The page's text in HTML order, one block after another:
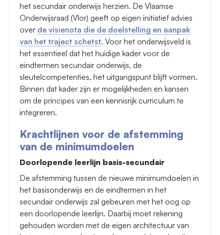
het secundair onderwijs herzien. De Vlaamse
Onderwijsraad (Vlor) geeft op eigen initiatief advies
over de visienota die de doelstelling en aanpak
van het traject schetst. Voor het onderwijsveld is
het essentieel dat het huidige kader voor de
eindtermen secundair onderwijs, de
sleutelcompetenties, het uitgangspunt blijft vormen.
Binnen dat kader zijn er mogelijkheden en kansen
om de principes van een kennisrijk curriculum te
integreren.
Krachtlijnen voor de afstemming
van de minimumdoelen
Doorlopende leerlijn basis-secundair
De afstemming tussen de nieuwe minimumdoelen in
het basisonderwijs en de eindtermen in het
secundair onderwijs zal gebeuren met het oog op
een doorlopende leerlijn. Daarbij moet rekening
gehouden worden met de eigen architectuur van